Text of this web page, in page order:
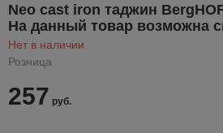
Neo cast iron таджин
На данный товар возможна
Нет в наличии
Розница
257 руб.